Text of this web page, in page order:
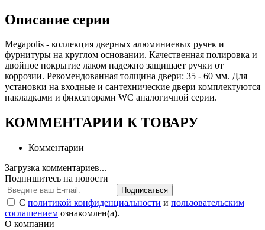
Описание серии
Megapolis - коллекция дверных алюминиевых ручек и
фурнитуры на круглом основании. Качественная полировка и
двойное покрытие лаком надежно защищает ручки от
коррозии. Рекомендованная толщина двери: 35 - 60 мм. Для
установки на входные и сантехнические двери комплектуются
накладками и фиксаторами WC аналогичной серии.
КОММЕНТАРИИ К ТОВАРУ
Комментарии
Загрузка комментариев...
Подпишитесь на новости
Подписаться
С политикой конфиденциальности и пользовательским
соглашением ознакомлен(а).
О компании